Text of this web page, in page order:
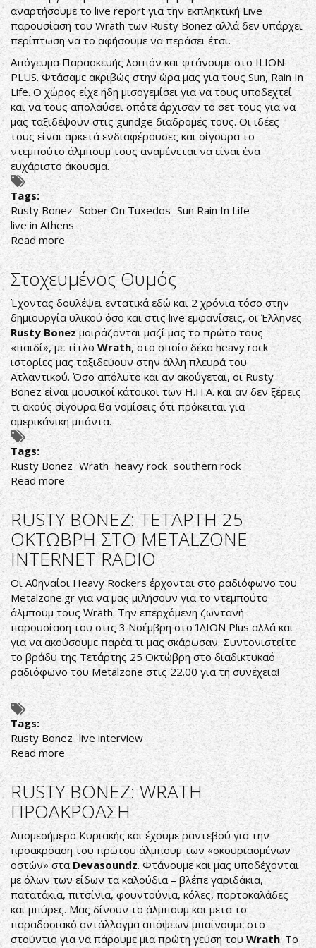
ΑΝΩΝΥΜΟ
ΗΡΩΑ!
αναρτήσουμε το live report για την εκπληκτική Live
παρουσίαση του Wrath των Rusty Bonez αλλά δεν υπάρχει
περίπτωση να το αφήσουμε να περάσει έτσι.
Απόγευμα Παρασκευής λοιπόν και φτάνουμε στο ILION
PLUS. Φτάσαμε ακριβώς στην ώρα μας για τους Sun, Rain In
Life. Ο χώρος είχε ήδη μισογεμίσει για να τους υποδεχτεί
και να τους απολαύσει οπότε άρχισαν το σετ τους για να
μας ταξιδέψουν στις gundge διαδρομές τους. Οι ιδέες
τους είναι αρκετά ενδιαφέρουσες και σίγουρα το
ντεμπούτο άλμπουμ τους αναμένεται να είναι ένα
ευχάριστο άκουσμα.
Tags:
Rusty Bonez Sober On Tuxedos Sun Rain In Life
live in Athens
Read more about
RUSTY
BONEZ..Unleash
Their
Wrath
Live
Στοχευμένος Θυμός
Έχοντας δουλέψει εντατικά εδώ και 2 χρόνια τόσο στην
δημιουργία υλικού όσο και στις live εμφανίσεις, οι Έλληνες
Rusty Bonezμοιράζονται μαζί μας το πρώτο τους
«παιδί», με τίτλο Wrath, στο οποίο δέκα heavy rock
ιστορίες μας ταξιδεύουν στην άλλη πλευρά του
Ατλαντικού. Όσο απόλυτο και αν ακούγεται, οι Rusty
Bonez είναι μουσικοί κάτοικοι των Η.Π.Α. και αν δεν ξέρεις
τι ακούς σίγουρα θα νομίσεις ότι πρόκειται για
αμερικάνικη μπάντα.
Tags:
Rusty Bonez Wrath heavy rock southern rock
Read more about
Στοχευμένος
Θυμός
RUSTY BONEZ: TΕΤΑΡΤΗ 25
ΟΚΤΩΒΡΗ ΣΤΟ METALZONE
INTERNET RADIO
Οι Αθηναίοι Heavy Rockers έρχονται στο ραδιόφωνο του
Metalzone.gr για να μας μιλήσουν για το ντεμπούτο
άλμπουμ τους Wrath. Την επερχόμενη ζωντανή
παρουσίαση του στις 3 Νοέμβρη στο ΊΛΙΟΝ Plus αλλά και
για να ακούσουμε παρέα τι μας σκάρωσαν. Συντονιστείτε
το βράδυ της Τετάρτης 25 Οκτώβρη στο διαδικτυκαό
ραδιόφωνο του Metalzone στις 22.00 για τη συνέχεια!
Tags:
Rusty Bonez live interview
Read more about
RUSTY
BONEZ:
TΕΤΑΡΤΗ
25
ΟΚΤΩΒΡΗ
ΣΤΟ
METALZONE
INTERNET
RADIO
RUSTY BONEZ: WRATH
ΠΡΟΑΚΡΟΑΣΗ
Απομεσήμερο Κυριακής και έχουμε ραντεβού για την
προακρόαση του πρώτου άλμπουμ των «σκουριασμένων
οστών» στα Devasoundz. Φτάνουμε και μας υποδέχονται
με όλων των είδων τα καλούδια – βλέπε γαριδάκια,
πατατάκια, πιτσίνια, φουντούνια, κόλες, πορτοκαλάδες
και μπύρες. Μας δίνουν το άλμπουμ και μετα το
παραδοσιακό αντάλλαγμα απόψεων μπαίνουμε στο
στούντιο για να πάρουμε μια πρώτη γεύση του Wrath. Το